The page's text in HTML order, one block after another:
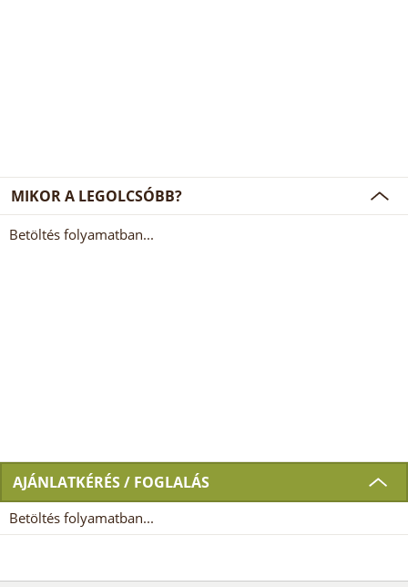
MIKOR A LEGOLCSÓBB?
Betöltés folyamatban...
AJÁNLATKÉRÉS / FOGLALÁS
Betöltés folyamatban...